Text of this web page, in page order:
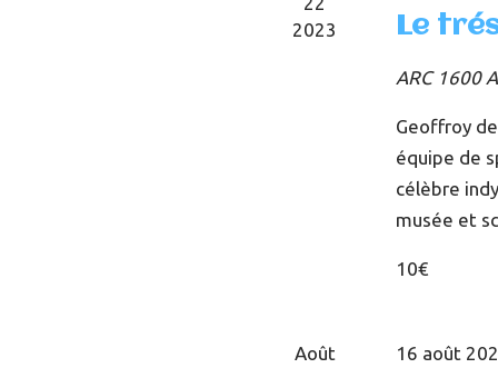
2023
Le
ARC 1600
Geoffroy
équipe de
célèbre
musée et
10€
Août
16 août